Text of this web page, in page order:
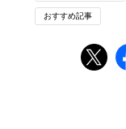
赤ちゃんはどのよう
おすすめ記事